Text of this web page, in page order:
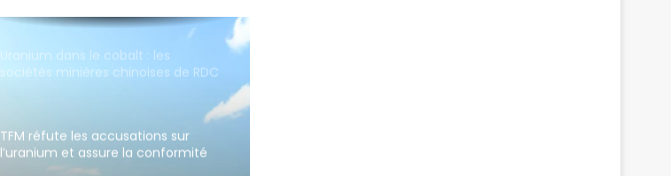
entre un train marchandise et un
Uranium dans le cobalt : les
sociétés minières chinoises de RDC
TFM réfute les accusations sur
l’uranium et assure la conformité
de ses exportations de cobalt.